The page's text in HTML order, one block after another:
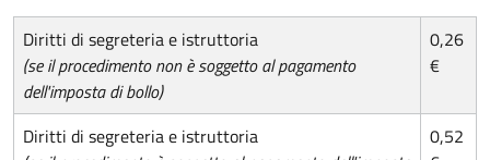
Diritti di segreteria e istruttoria
(se il procedimento non è soggetto al pagamento
dell'imposta di bollo)
0,26
€
Diritti di segreteria e istruttoria
0,52